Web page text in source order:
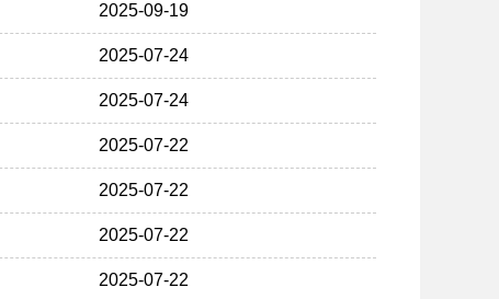
2025-09-19
2025-07-24
2025-07-24
2025-07-22
2025-07-22
2025-07-22
2025-07-22